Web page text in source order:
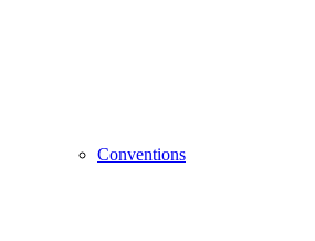
Conventions